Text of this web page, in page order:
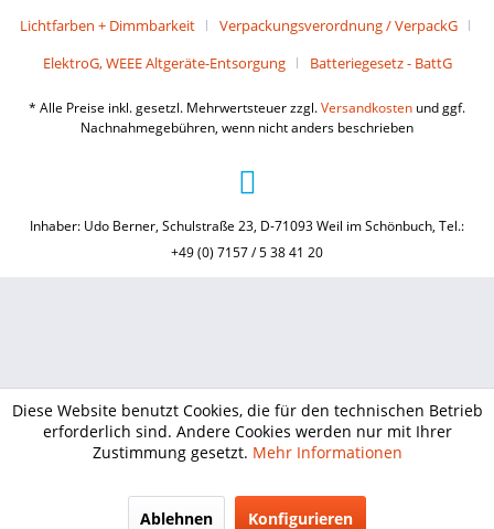
Lichtfarben + Dimmbarkeit
Verpackungsverordnung / VerpackG
ElektroG, WEEE Altgeräte-Entsorgung
Batteriegesetz - BattG
* Alle Preise inkl. gesetzl. Mehrwertsteuer zzgl.Versandkosten und ggf.
Nachnahmegebühren, wenn nicht anders beschrieben
Inhaber: Udo Berner, Schulstraße 23, D-71093 Weil im Schönbuch, Tel.:
+49 (0) 7157 / 5 38 41 20
Diese Website benutzt Cookies, die für den technischen Betrieb
erforderlich sind. Andere Cookies werden nur mit Ihrer
Zustimmung gesetzt. Mehr Informationen
Ablehnen Konfigurieren